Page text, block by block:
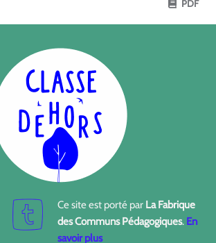
PDF
Ce site est porté par La Fabrique
des Communs Pédagogiques. En
savoir plus